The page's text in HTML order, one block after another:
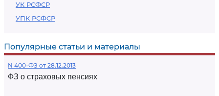
УК РСФСР
УПК РСФСР
Популярные статьи и материалы
N 400-ФЗ от 28.12.2013
ФЗ о страховых пенсиях